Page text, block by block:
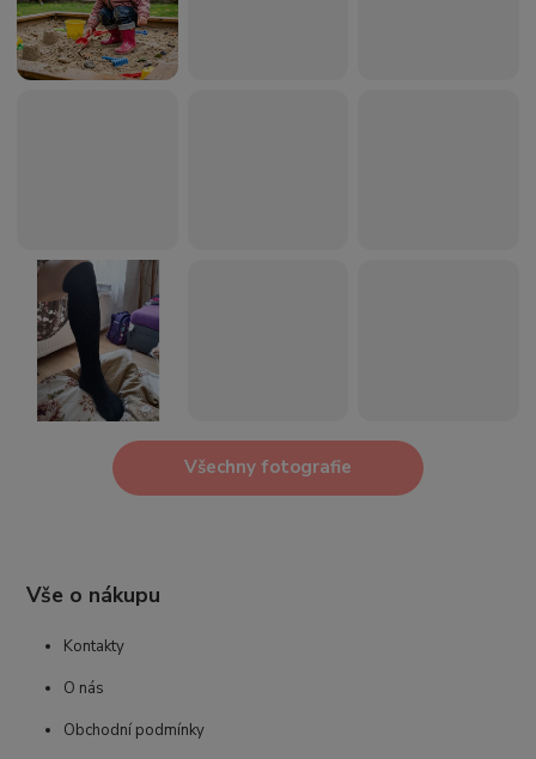
Všechny fotografie
Vše o nákupu
Kontakty
O nás
Obchodní podmínky